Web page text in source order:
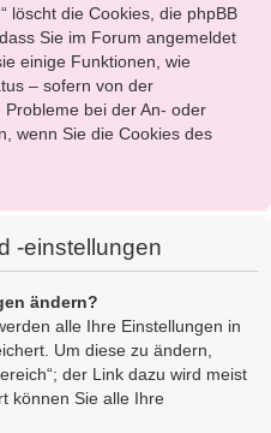
löscht die Cookies, die phpBB
Sie im Forum angemeldet
einige Funktionen, wie
– sofern von der
bei der An- oder
wenn Sie die Cookies des
-einstellungen
ändern?
alle Ihre Einstellungen in
Um diese zu ändern,
der Link dazu wird meist
können Sie alle Ihre